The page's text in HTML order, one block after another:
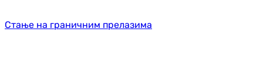
Стање на граничним прелазима